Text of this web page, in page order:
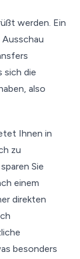
werden. Ein
sich die
also
Ihnen in
zu
Sie
einem
direkten
besonders